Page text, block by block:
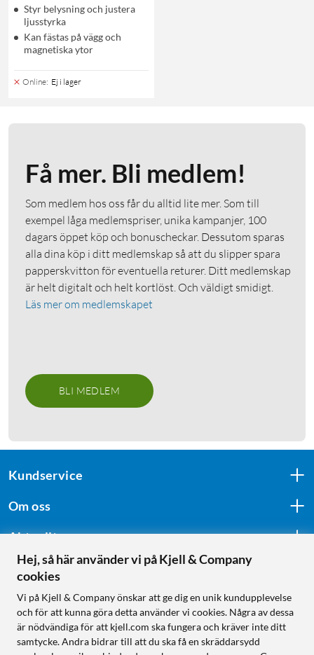
Styr belysning och justera
ljusstyrka
Kan fästas på vägg och
magnetiska ytor
Online: Ej i lager
Få mer. Bli medlem!
Som medlem hos oss får du alltid lite mer. Som till
exempel låga medlemspriser, unika kampanjer, 100
dagars öppet köp och bonuscheckar. Dessutom sparas
alla dina köp i ditt medlemskap så att du slipper spara
papperskvitton för eventuella returer. Ditt medlemskap
är helt digitalt och helt kortlöst. Och väldigt smidigt.
Läs mer om medlemskapet
BLI MEDLEM
Kundservice
Om oss
Aktuellt
Följ oss
Handla från:
Hej, så här använder vi på Kjell & Company
cookies
Vi på Kjell & Company önskar att ge dig en unik kundupplevelse
och för att kunna göra detta använder vi cookies. Några av dessa
är nödvändiga för att kjell.com ska fungera och kräver inte ditt
samtycke. Andra bidrar till att du ska få en skräddarsydd